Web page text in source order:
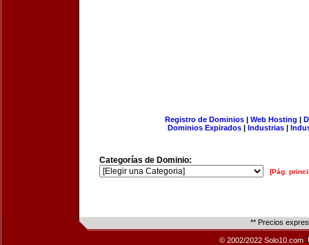
Registro de Dominios| Web Hosting |
Dominios Expirados | Industrias |
Categorías de Dominio:
[Pág.
** Precios
© 2002/2022 Solo10.com